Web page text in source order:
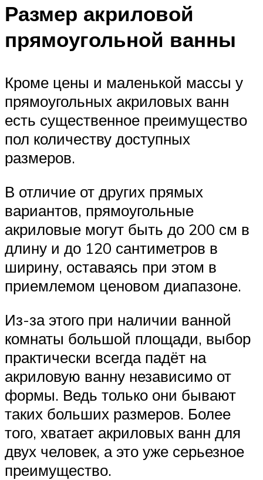
Размер акриловой
прямоугольной ванны
Кроме цены и маленькой массы у
прямоугольных акриловых ванн
есть существенное преимущество
пол количеству доступных
размеров.
В отличие от других прямых
вариантов, прямоугольные
акриловые могут быть до 200 см в
длину и до 120 сантиметров в
ширину, оставаясь при этом в
приемлемом ценовом диапазоне.
Из-за этого при наличии ванной
комнаты большой площади, выбор
практически всегда падёт на
акриловую ванну независимо от
формы. Ведь только они бывают
таких больших размеров. Более
того, хватает акриловых ванн для
двух человек, а это уже серьезное
преимущество.